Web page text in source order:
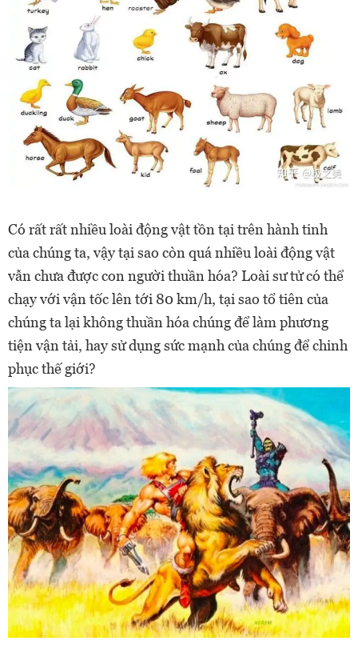
Có rất rất nhiều loài động vật tồn tại trên hành tinh
của chúng ta, vậy tại sao còn quá nhiều loài động vật
vẫn chưa được con người thuần hóa? Loài sư tử có thể
chạy với vận tốc lên tới 80 km/h, tại sao tổ tiên của
chúng ta lại không thuần hóa chúng để làm phương
tiện vận tải, hay sử dụng sức mạnh của chúng để chinh
phục thế giới?